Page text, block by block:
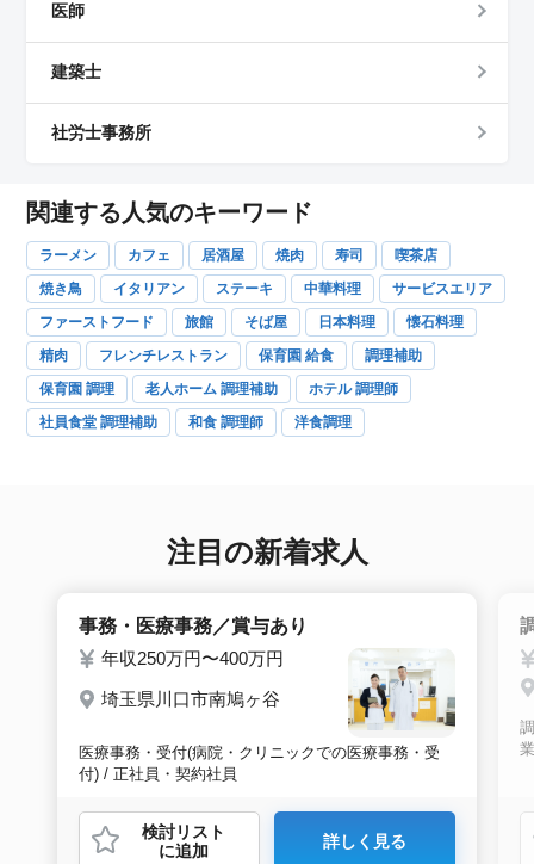
医師
建築士
社労士事務所
関連する人気のキーワード
ラーメン カフェ 居酒屋 焼肉 寿司
喫茶店
焼き鳥
イタリアン ステーキ 中華料理
サービスエリア
ファーストフード
旅館 そば屋 日本料理
懐石料理
精肉
フレンチレストラン 保育園 給食
調理補助
保育園 調理
老人ホーム 調理補助
ホテル 調理師
社員食堂 調理補助
和食 調理師 洋食調理
注目の新着求人
事務・医療事務／賞与あり
年収250万円〜400万円
埼玉県川口市南鳩ヶ谷
医療事務・受付(病院・クリニックでの医療事務・受
付) / 正社員・契約社員
検討リスト
に追加
詳しく見る